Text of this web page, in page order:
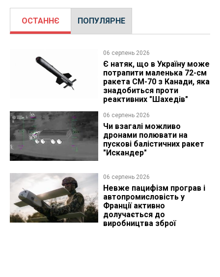
ОСТАННЄ ПОПУЛЯРНЕ
06 серпень 2026
Є натяк, що в Україну може
потрапити маленька 72-см
ракета CM-70 з Канади, яка
знадобиться проти
реактивних "Шахедів"
06 серпень 2026
Чи взагалі можливо
дронами полювати на
пускові балістичних ракет
"Искандер"
06 серпень 2026
Невже пацифізм програв і
автопромисловість у
Франції активно
долучається до
виробництва зброї